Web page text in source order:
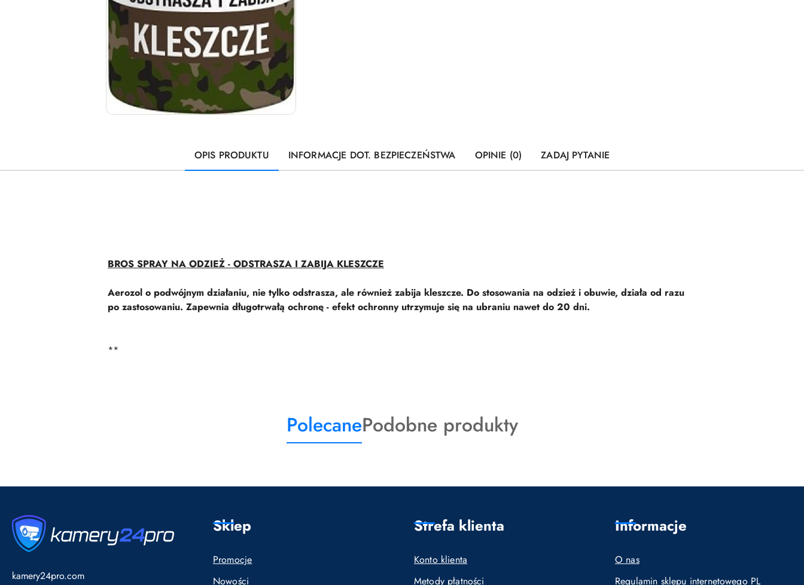
OPIS PRODUKTU INFORMACJE DOT. BEZPIECZEŃSTWA OPINIE (0) ZADAJ PYTANIE
BROS SPRAY NA ODZIEŻ - ODSTRASZA I ZABIJA KLESZCZE
Aerozol o podwójnym działaniu, nie tylko odstrasza, ale również zabija kleszcze. Do stosowania na odzież i obuwie, działa od razu
po zastosowaniu. Zapewnia długotrwałą ochronę - efekt ochronny utrzymuje się na ubraniu nawet do 20 dni.
**
Produkty
o
PolecaneProdukty
o
Podobne produkty
kamery24pro.com
Sklep
Promocje
Nowości
Strefa klienta
Konto klienta
Metody płatności
Informacje
O nas
Regulamin sklepu internetowego PL